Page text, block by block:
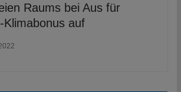
Raums bei Aus für
Klimabonus auf